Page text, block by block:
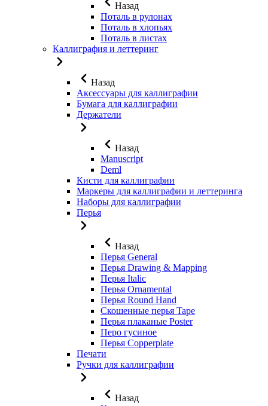
Назад
Поталь в рулонах
Поталь в хлопьях
Поталь в листах
Каллиграфия и леттеринг
Назад
Аксессуары для каллиграфии
Бумага для каллиграфии
Держатели
Назад
Manuscript
Deml
Кисти для каллиграфии
Маркеры для каллиграфии и леттеринга
Наборы для каллиграфии
Перья
Назад
Перья General
Перья Drawing & Mapping
Перья Italic
Перья Ornamental
Перья Round Hand
Скошенные перья Tape
Перья плаканые Poster
Перо гусиное
Перья Copperplate
Печати
Ручки для каллиграфии
Назад